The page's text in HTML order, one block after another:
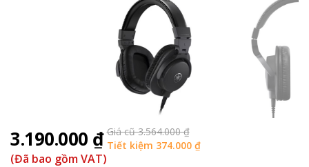
3.190.000 ₫ Giá cũ 3.564.000 ₫
Tiết kiệm 374.000 ₫
(Đã bao gồm VAT)